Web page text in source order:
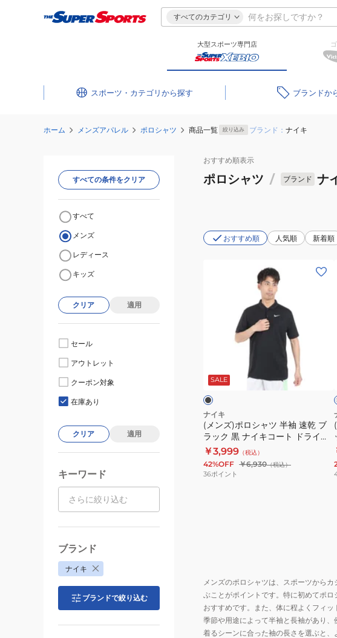
すべてのカテゴリ
大型スポーツ専門店
スポーツ・カテゴリ ブランド
ホーム メンズアパレル ポロシャツ 商品一覧 絞り込み ブランド： ナイキ
おすすめ順表示
ポロシャツ / ブランド ナ
おすすめ順 人気順 新着順
半
袖
速
乾
ブ
ラ
ッ
ト
ド
ラ
イ
SALE
ナイキ
(メンズ)ポロシャツ 半袖 速乾 ブ
ラック 黒 ナイキコート ドライフ
ィット テニスポロシャツ
DH0858-010
￥3,999 （税込）
42%OFF ￥6,930（税込）
36ポイント
ホ
ワ
イ
ト
メンズのポロシャツは、スポーツから
ぶことがポイントです。特に初めてポ
おすすめです。また、体に程よくフィ
季節や用途によって半袖と長袖があり
着るシーンに合った袖の長さを選ぶと
すべての条件をクリア
すべて
メンズ
レディース
キッズ
クリア 適用
セール
アウトレット
クーポン対象
在庫あり
クリア 適用
キーワード
ブランド
ナイキ
ブランドで絞り込む